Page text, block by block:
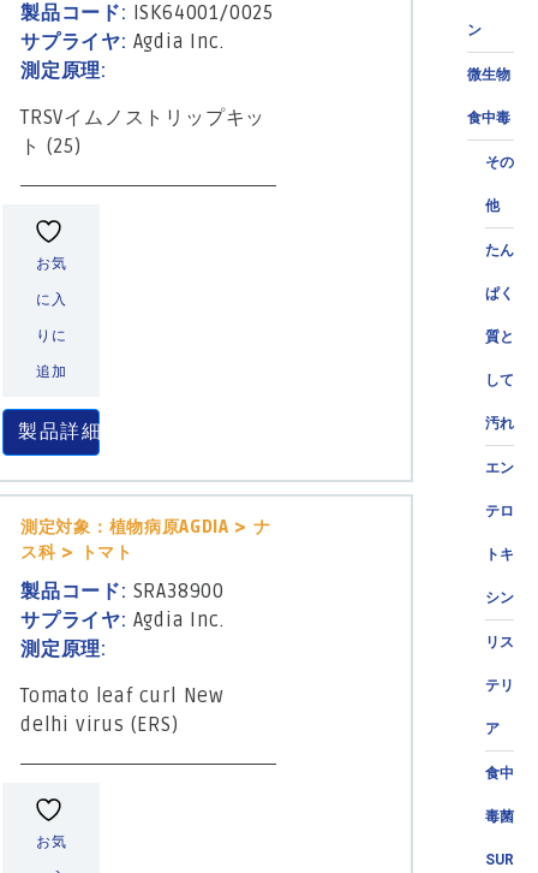
ン
微生物
食中毒
その
他
たん
ぱく
質と
して
汚れ
エン
テロ
トキ
シン
リス
テリ
ア
食中
毒菌
SUR
製品コード: ISK64001/0025
サプライヤ: Agdia Inc.
測定原理:
TRSVイムノストリップキッ
ト (25)
お気
に入
りに
追加
製品詳細
測定対象：植物病原AGDIA > ナ
ス科 > トマト
製品コード: SRA38900
サプライヤ: Agdia Inc.
測定原理:
Tomato leaf curl New
delhi virus (ERS)
お気